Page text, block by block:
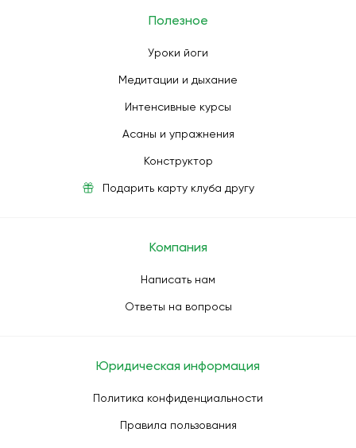
Полезное
Уроки йоги
Медитации и дыхание
Интенсивные курсы
Асаны и упражнения
Конструктор
Подарить карту клуба другу
Компания
Написать нам
Ответы на вопросы
Юридическая информация
Политика конфиденциальности
Правила пользования